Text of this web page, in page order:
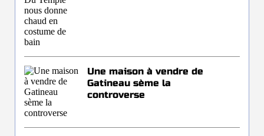
Une maison à vendre de
Gatineau sème la
controverse